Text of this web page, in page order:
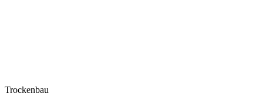
Trockenbau